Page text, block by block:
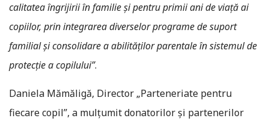
calitatea îngrijirii în familie și pentru primii ani de viață ai
copiilor, prin integrarea diverselor programe de suport
familial și consolidare a abilităților parentale în sistemul de
protecție a copilului”.
Daniela Mămăligă, Director „Parteneriate pentru
fiecare copil”, a mulțumit donatorilor și partenerilor